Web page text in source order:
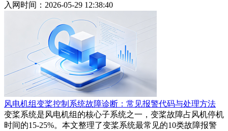
入网时间：2026-05-29 12:38:40
风电机组变桨控制系统故障诊断：常见报警代码与处理方法
变桨系统是风电机组的核心子系统之一，变桨故障占风机停机
时间的15-25%。本文整理了变桨系统最常见的10类故障报警